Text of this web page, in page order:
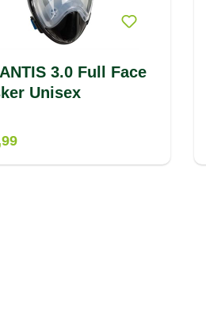
3.0 Full Face
Unisex